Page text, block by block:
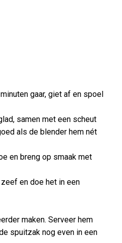
gaar, giet af en spoel
samen met een scheut
als de blender hem nét
en breng op smaak met
en doe het in een
maken. Serveer hem
spuitzak nog even in een